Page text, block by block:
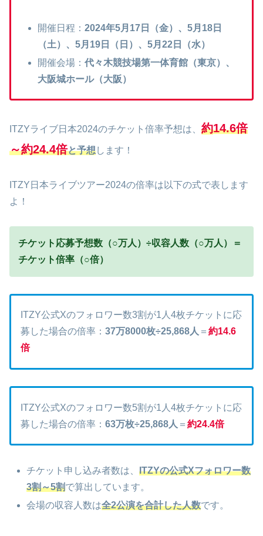
開催日程：2024年5月17日（金）、5月18日
（土）、5月19日（日）、5月22日（水）
開催会場：代々木競技場第一体育館（東京）、
大阪城ホール（大阪）
ITZYライブ日本2024のチケット倍率予想は、 約14.6倍
～約24.4倍と予想します！
ITZY日本ライブツアー2024の倍率は以下の式で表します
よ！
チケット応募予想数（○万人）÷収容人数（○万人）＝
チケット倍率（○倍）
ITZY公式Xのフォロワー数3割が1人4枚チケットに応
募した場合の倍率： 37万8000枚÷25,868人 ＝ 約14.6
倍
ITZY公式Xのフォロワー数5割が1人4枚チケットに応
募した場合の倍率： 63万枚÷25,868人 ＝ 約24.4倍
チケット申し込み者数は、ITZYの公式Xフォロワー数
3割～5割で算出しています。
会場の収容人数は全2公演を合計した人数です。